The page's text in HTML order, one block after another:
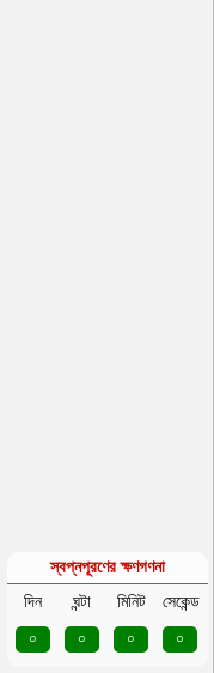
স্বপ্নপূরণের ক্ষণগণনা
দিন
ঘন্টা মিনিট
সেকেন্ড
০
০ ০ ০